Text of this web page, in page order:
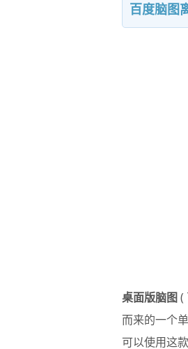
百度脑图
桌面版脑图 (
而来的一个
可以使用这款